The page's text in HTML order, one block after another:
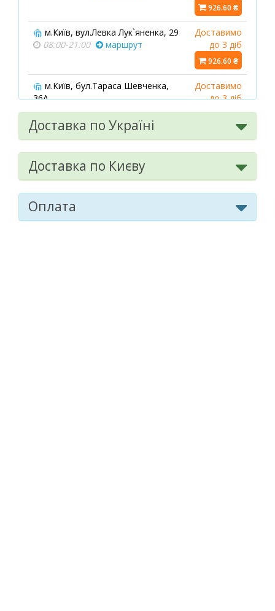
926.60 ₴
м.Київ, вул.Левка Лук`яненка, 29
08:00-21:00
маршрут
Доставимо
до 3 діб
926.60 ₴
м.Київ, бул.Тараса Шевченка,
36А
08:00-21:00
маршрут
Доставимо
до 3 діб
949.30 ₴
м.Київ, пр.Соборності, 4
08:00-21:00
маршрут
Доставимо
до 3 діб
926.60 ₴
Доставка по Україні
Доставка по Києву
Оплата